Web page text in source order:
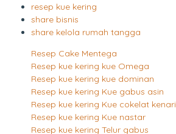
resep kue kering
share bisnis
share kelola rumah tangga
Resep Cake Mentega
Resep kue kering kue Omega
Resep kue kering kue dominan
Resep kue kering Kue gabus asin
Resep kue kering Kue cokelat kenari
Resep kue kering Kue nastar
Resep kue kering Telur gabus